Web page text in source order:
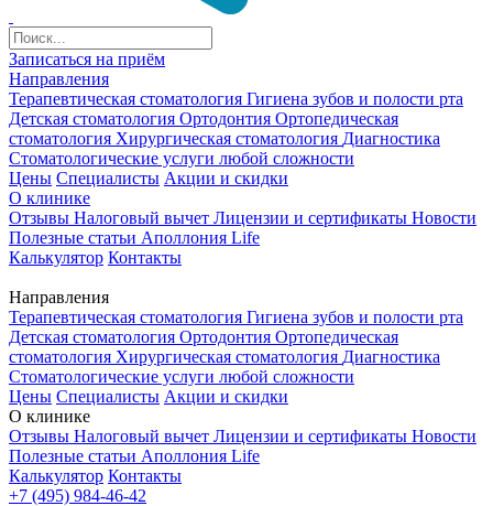
Записаться на приём
Направления
Терапевтическая стоматология Гигиена зубов и полости рта
Детская стоматология Ортодонтия Ортопедическая
стоматология Хирургическая стоматология Диагностика
Стоматологические услуги любой сложности
Цены Специалисты Акции и скидки
О клинике
Отзывы Налоговый вычет Лицензии и сертификаты Новости
Полезные статьи Аполлония Life
Калькулятор Контакты
Направления
Терапевтическая стоматология Гигиена зубов и полости рта
Детская стоматология Ортодонтия Ортопедическая
стоматология Хирургическая стоматология Диагностика
Стоматологические услуги любой сложности
Цены Специалисты Акции и скидки
О клинике
Отзывы Налоговый вычет Лицензии и сертификаты Новости
Полезные статьи Аполлония Life
Калькулятор Контакты
+7 (495) 984-46-42